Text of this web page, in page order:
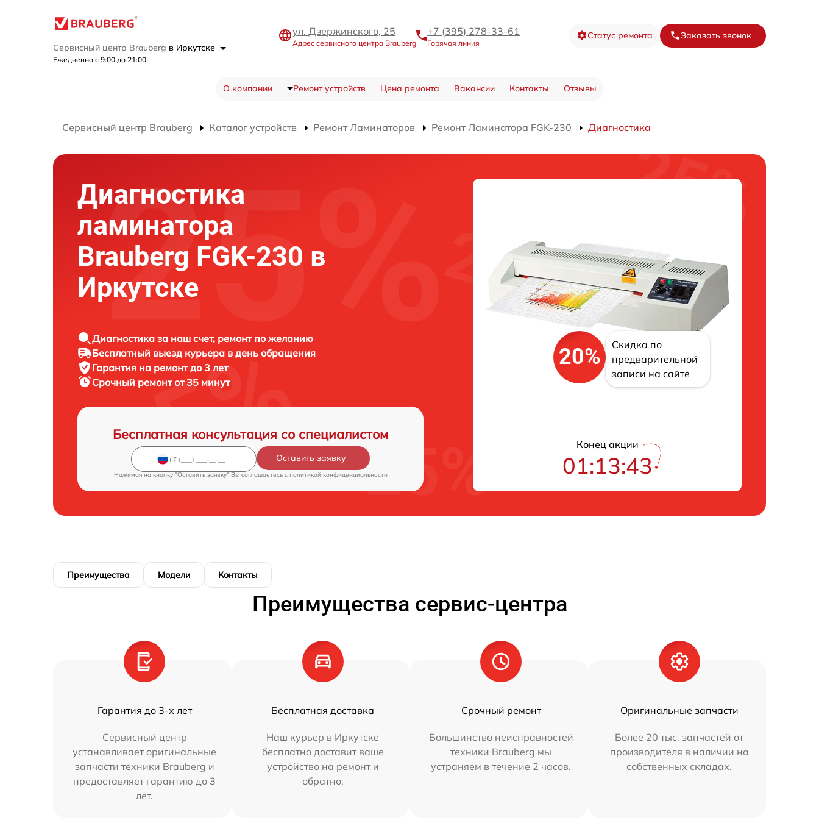
Сервисный центр Brauberg в Иркутске
Ежедневно с 9:00 до 21:00
ул. Дзержинского, 25
Адрес сервисного центра Brauberg
+7 (395) 278-33-61
Горячая линия
Статус ремонта Заказать звонок
О компании Ремонт устройств Цена ремонта Вакансии Контакты Отзывы
Сервисный центр Brauberg Каталог устройств Ремонт Ламинаторов Ремонт Ламинатора FGK-230 Диагностика
Диагностика
ламинатора
Brauberg FGK-230 в
Иркутске
Диагностика за наш счет, ремонт по желанию
Бесплатный выезд курьера в день обращения
Гарантия на ремонт до 3 лет
Срочный ремонт от 35 минут
Бесплатная консультация со специалистом
Оставить заявку
Нажимая на кнопку "Оставить заявку" Вы соглашаетесь c политикой конфиденциальности
20%
Скидка по
предварительной
записи на сайте
Конец акции
01:13:42
Преимущества Модели Контакты
Преимущества сервис-центра
Гарантия до 3-х лет
Сервисный центр
устанавливает оригинальные
запчасти техники Brauberg и
предоставляет гарантию до 3
лет.
Бесплатная доставка
Наш курьер в Иркутске
бесплатно доставит ваше
устройство на ремонт и
обратно.
Срочный ремонт
Большинство неисправностей
техники Brauberg мы
устраняем в течение 2 часов.
Оригинальные запчасти
Более 20 тыс. запчастей от
производителя в наличии на
собственных складах.